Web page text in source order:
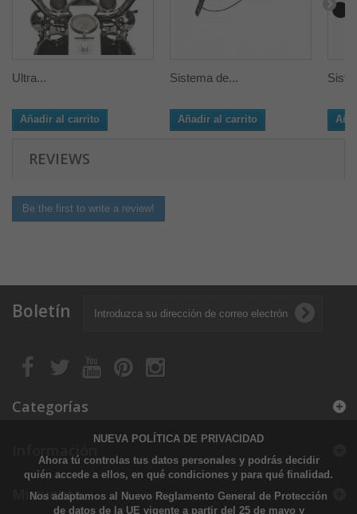
Ultra...
Añadir al carrito
Sistema de...
Añadir al carrito
REVIEWS
Be the first to write a review!
Boletín
Categorías
Información
Mi cuenta
NUEVA POLÍTICA DE PRIVACIDAD
Ahora tú controlas tus datos personales y podrás decidir
quién accede a ellos, en qué condiciones y para qué finalidad.
Nos adaptamos al Nuevo Reglamento General de Protección
de datos de la UE vigente a partir del 25 de mayo y